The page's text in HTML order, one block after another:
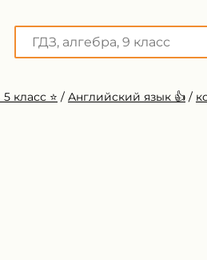
5 класс ⭐️ / Английский язык 👍 /